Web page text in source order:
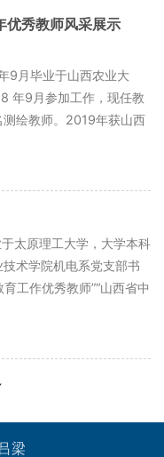
秀教师风采展示
月毕业于山西农业大
年9月参加工作，现任教
绘教师。2019年获山西
太原理工大学，大学本科
术学院机电系党支部书
工作优秀教师”“山西省中
梁